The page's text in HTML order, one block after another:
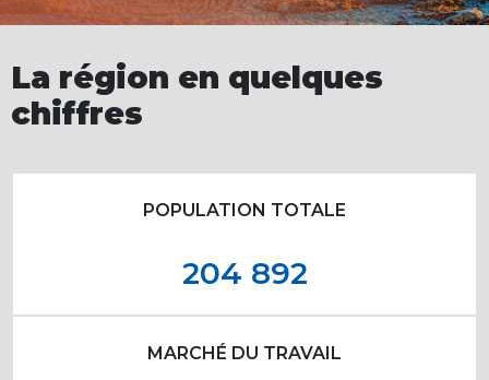
La région en quelques
chiffres
POPULATION TOTALE
204 892
MARCHÉ DU TRAVAIL